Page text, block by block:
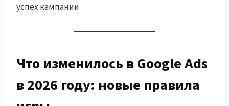
успех кампании.
Что изменилось в Google Ads
в 2026 году: новые правила